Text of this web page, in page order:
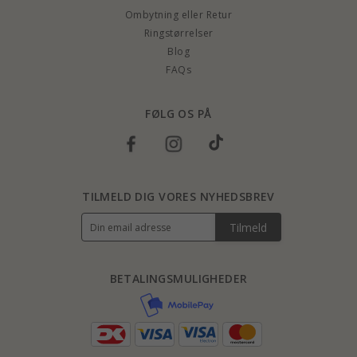
Ombytning eller Retur
Ringstørrelser
Blog
FAQs
FØLG OS PÅ
BETALINGSMULIGHEDER
TILMELD DIG VORES NYHEDSBREV
Tilmeld